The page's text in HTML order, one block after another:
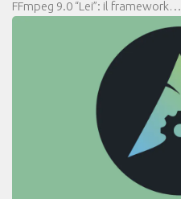
FFmpeg 9.0 “Lei”: il framework…